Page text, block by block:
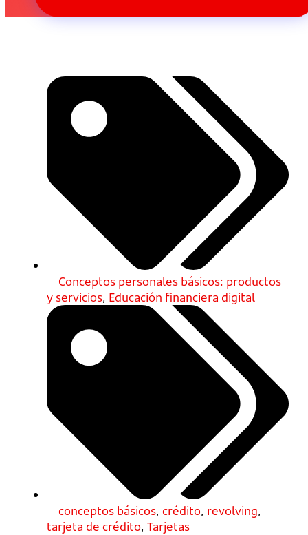
Conceptos personales básicos: productos
y servicios, Educación financiera digital
conceptos básicos, crédito, revolving,
tarjeta de crédito, Tarjetas